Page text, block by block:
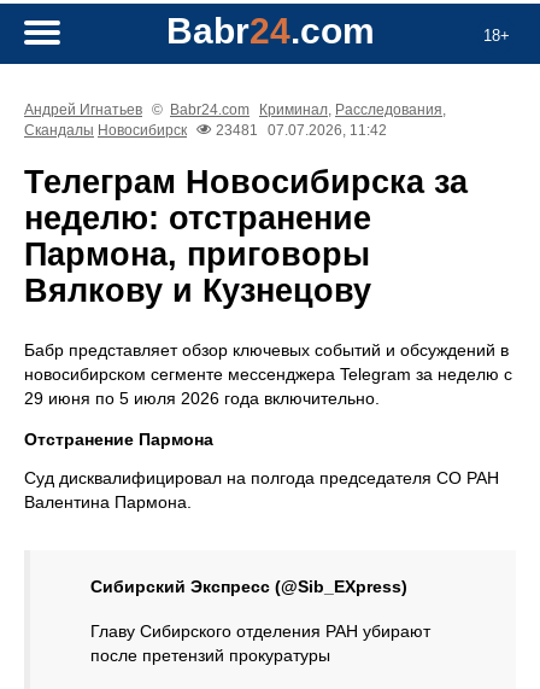
18+
Babr24.com
Андрей Игнатьев © Babr24.com Криминал, Расследования,
Скандалы Новосибирск 23481 07.07.2026, 11:42
Телеграм Новосибирска за
неделю: отстранение
Пармона, приговоры
Вялкову и Кузнецову
Бабр представляет обзор ключевых событий и обсуждений в
новосибирском сегменте мессенджера Telegram за неделю с
29 июня по 5 июля 2026 года включительно.
Отстранение Пармона
Суд дисквалифицировал на полгода председателя СО РАН
Валентина Пармона.
Сибирский Экспресс (@Sib_EXpress)
Главу Сибирского отделения РАН убирают
после претензий прокуратуры